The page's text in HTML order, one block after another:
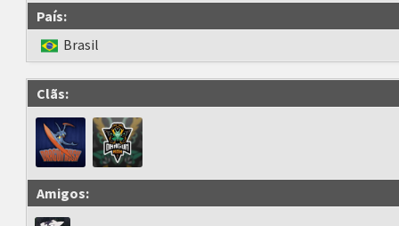
País:
Brasil
Clãs:
Amigos: